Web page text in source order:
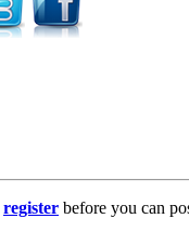
register before you can